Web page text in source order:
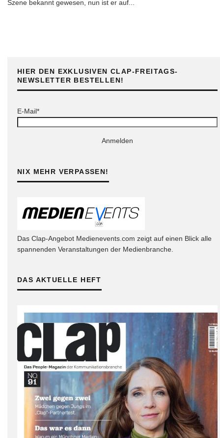
Szene bekannt gewesen, nun ist er auf
HIER DEN EXKLUSIVEN CLAP-FREITAGS-
NEWSLETTER BESTELLEN!
E-Mail*
Anmelden
NIX MEHR VERPASSEN!
Das Clap-Angebot Medienevents.com zeigt auf einen Blick alle
spannenden Veranstaltungen der Medienbranche.
DAS AKTUELLE HEFT